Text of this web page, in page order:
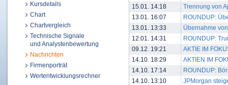
Kursdetails
Chart
Chartvergleich
Technische Signale
und Analystenbewertung
Nachrichten
Firmenporträt
Wertentwicklungsrechner
15.01. 14:18
Trennung von
13.01. 16:07
ROUNDUP:
13.01. 13:33
Übernahme
12.01. 14:31
ROUNDUP:
09.12. 19:21
AKTIE IM
14.10. 18:29
AKTIEN IM
14.10. 17:14
ROUNDUP:
14.10. 13:10
JPMorgan